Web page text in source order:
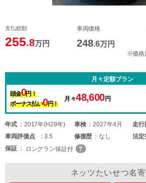
支払総額
255.8万円
車両価格
248.6万円
※価格
月々定額プラン
頭金0円！
ボーナス払い0円！
月々48,600円
年式 2017年(H29年) 車検 2027年4月 走行
車両評価点 3.5 修復歴 なし 法定
保証
ロングラン保証付
ネッツたいせつ名